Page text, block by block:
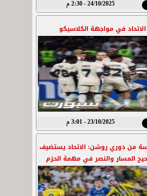
24/10/2025 - 2:30 م
الاتحاد في مواجهة الكلاسيكو
23/10/2025 - 3:01 م
من دوري روشن: الاتحاد يستضيف
المسار والنصر في مهمة الحزم